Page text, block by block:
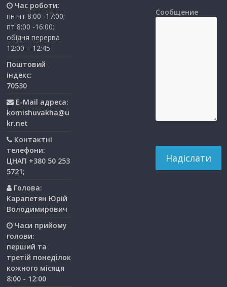
Час роботи:
пн-чт 8:00 -17:00;
пт 8:00 -16:00;
обідня перерва
12:00 – 12:45
Поштовий
індекс:
70530
E-Mail адреса:
komishuvakha@u
kr.net
Контактні
телефони:
ЦНАП +380 50 253
5721;
Голова:
Карапетян Юрій
Володимирович
Часи прийому
голови:
перший та
третiй понедiлок
кожного мiсяця
8:00 - 12:00
Сообщение